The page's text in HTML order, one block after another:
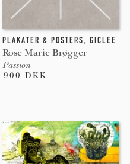
PLAKATER & POSTERS, GICLEE
Rose Marie Brøgger
Passion
900 DKK